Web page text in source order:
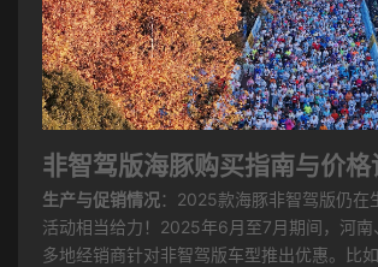
非智驾版海豚购买指南与价格
生产与促销情况 ：2025款海豚非智驾版仍在
活动相当给力！2025年6月至7月期间，河南
多地经销商针对非智驾版车型推出优惠。比